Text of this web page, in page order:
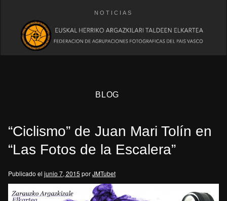
NOTICIAS
BLOG
“Ciclismo” de Juan Mari Tolín en
“Las Fotos de la Escalera”
Publicado el junio 7, 2015 porJMTubet